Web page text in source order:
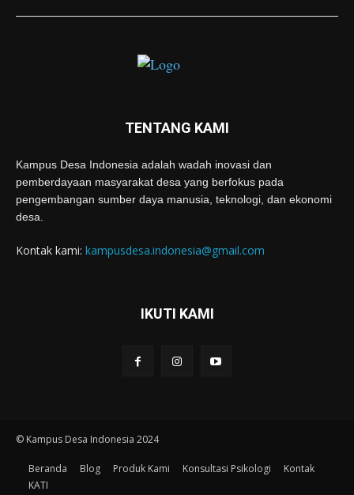
TENTANG KAMI
Kampus Desa Indonesia adalah wadah inovasi dan
pemberdayaan masyarakat desa yang berfokus pada
pengembangan sumber daya manusia, teknologi, dan ekonomi
desa.
Kontak kami: kampusdesa.indonesia@gmail.com
IKUTI KAMI
© Kampus Desa Indonesia 2024
Beranda Blog Produk Kami Konsultasi Psikologi
Kontak
KATI